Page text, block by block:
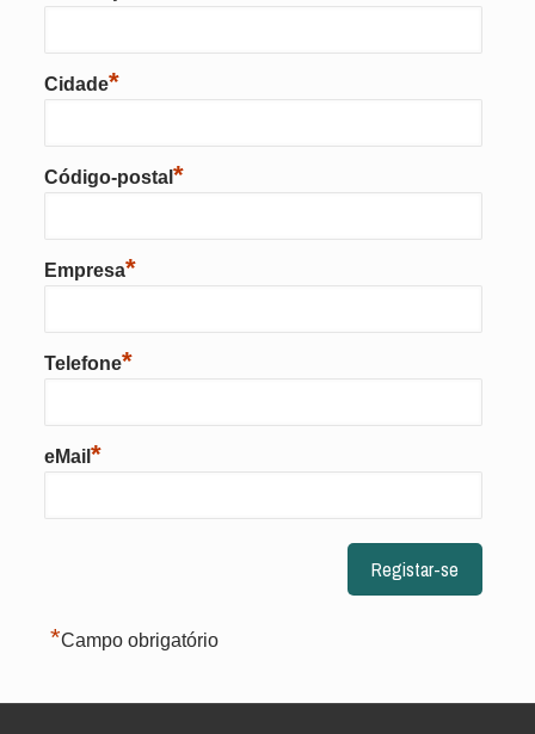
Cidade*
Código-postal *
Empresa*
Telefone*
eMail *
*Campo obrigatório